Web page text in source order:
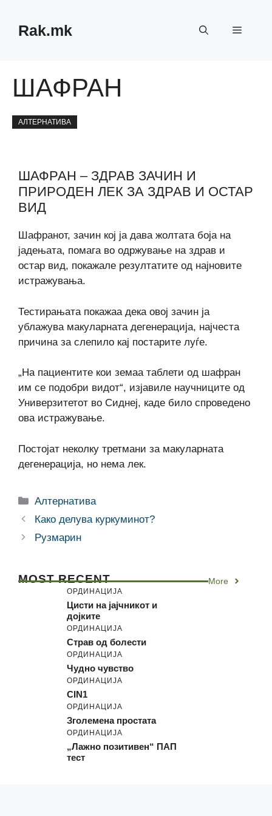
contentRak.mk Menu
ШАФРАН
АЛТЕРНАТИВА
ШАФРАН – ЗДРАВ ЗАЧИН И
ПРИРОДЕН ЛЕК ЗА ЗДРАВ И ОСТАР
ВИД
Шафранот, зачин кој ја дава жолтата боја на
јадењата, помага во одржување на здрав и
остар вид, покажале резултатите од најновите
истражувања.
Тестирањата покажаа дека овој зачин ја
ублажува макуларната дегенерација, најчеста
причина за слепило кај постарите луѓе.
„На пациентите кои земаа таблети од шафран
им се подобри видот“, изјавиле научниците од
Универзитетот во Сиднеј, каде било спроведено
ова истражување.
Постојат неколку третмани за макуларната
дегенерација, но нема лек.
Categories
Алтернатива
Како делува куркуминот?
Рузмарин
MOST RECENT More
ОРДИНАЦИЈА
Цисти на јајчникот и
дојките
ОРДИНАЦИЈА
Страв од болести
ОРДИНАЦИЈА
Чудно чувство
ОРДИНАЦИЈА
CIN1
ОРДИНАЦИЈА
Зголемена простата
ОРДИНАЦИЈА
„Лажно позитивен“ ПАП
тест